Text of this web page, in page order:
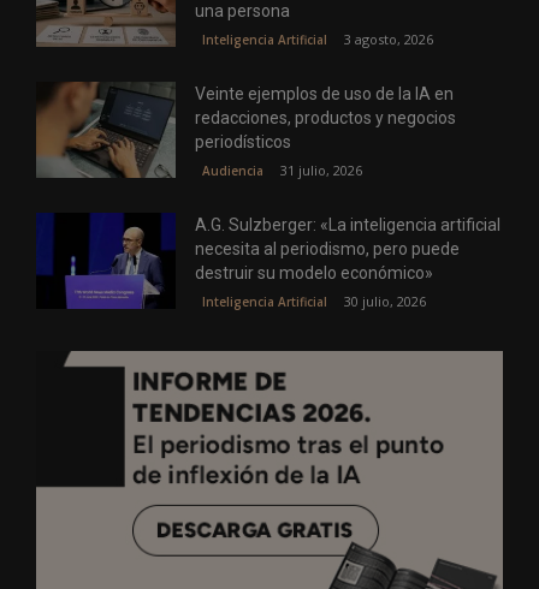
una persona
Inteligencia Artificial 3 agosto, 2026
Veinte ejemplos de uso de la IA en
redacciones, productos y negocios
periodísticos
Audiencia 31 julio, 2026
A.G. Sulzberger: «La inteligencia artificial
necesita al periodismo, pero puede
destruir su modelo económico»
Inteligencia Artificial 30 julio, 2026